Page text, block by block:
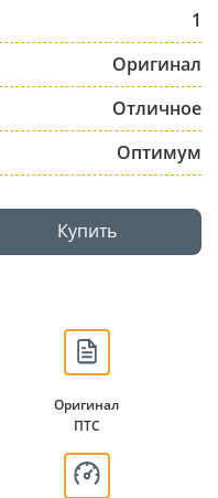
1
Оригинал
Отличное
Оптимум
Купить
Оригинал
ПТС